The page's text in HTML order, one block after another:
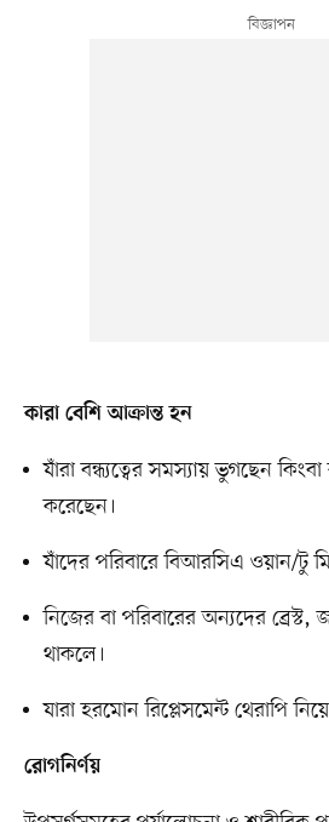
কারা বেশি আক্রান্ত হন
যাঁরা বন্ধ্যত্বের সমস্যায় ভুগছেন
করেছেন।
যাঁদের পরিবারে বিআরসিএ ওয়ান/টু
নিজের বা পরিবারের অন্যদের
থাকলে।
যারা হরমোন রিপ্লেসমেন্ট থেরাপি
রোগনির্ণয়